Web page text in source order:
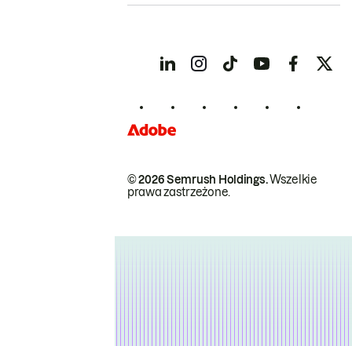
© 2026 Semrush Holdings.Wszelkie
prawa zastrzeżone.